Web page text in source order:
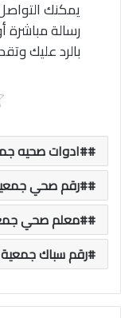
يمكنك
رسالة مباشرة
بالرد عليك
#ادوات صحيه
#رقم صحي
#معلم صحي
رقم سباك جمعية